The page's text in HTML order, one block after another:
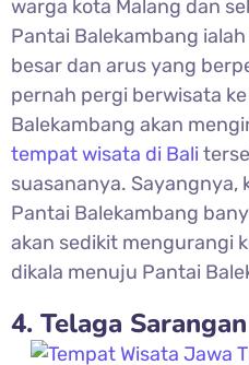
warga kota Malang dan
Pantai Balekambang
besar dan arus yang
pernah pergi berwisata
Balekambang akan
tempat wisata di Bali
suasananya. Sayangnya,
Pantai Balekambang
akan sedikit mengurangi
dikala menuju Pantai
4. Telaga Sarangan